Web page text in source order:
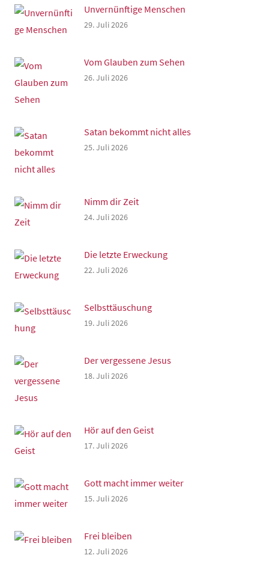
Unvernünftige Menschen
29. Juli 2026
Vom Glauben zum Sehen
26. Juli 2026
Satan bekommt nicht alles
25. Juli 2026
Nimm dir Zeit
24. Juli 2026
Die letzte Erweckung
22. Juli 2026
Selbsttäuschung
19. Juli 2026
Der vergessene Jesus
18. Juli 2026
Hör auf den Geist
17. Juli 2026
Gott macht immer weiter
15. Juli 2026
Frei bleiben
12. Juli 2026